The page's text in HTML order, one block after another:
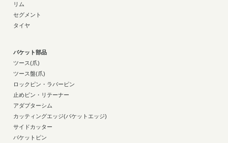
リム
セグメント
タイヤ
バケット部品
ツース(爪)
ツース盤(爪)
ロックピン・ラバーピン
止めピン・リテーナー
アダプターシム
カッティングエッジ(バケットエッジ)
サイドカッター
バケットピン